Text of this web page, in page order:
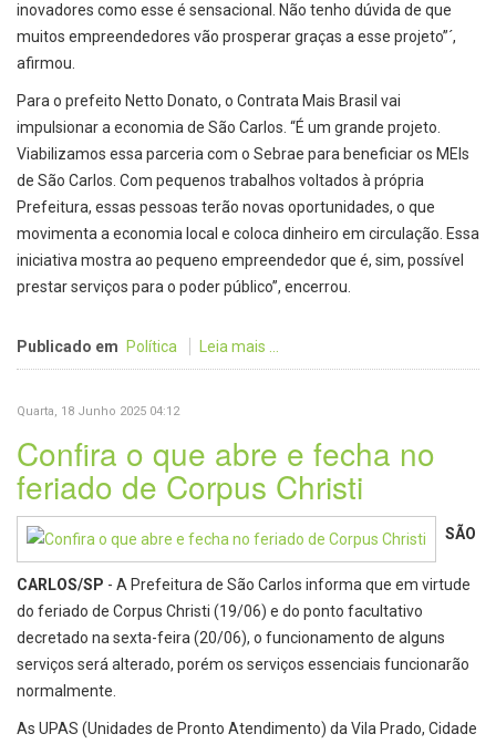
inovadores como esse é sensacional. Não tenho dúvida de que
muitos empreendedores vão prosperar graças a esse projeto”´,
afirmou.
Para o prefeito Netto Donato, o Contrata Mais Brasil vai
impulsionar a economia de São Carlos. “É um grande projeto.
Viabilizamos essa parceria com o Sebrae para beneficiar os MEIs
de São Carlos. Com pequenos trabalhos voltados à própria
Prefeitura, essas pessoas terão novas oportunidades, o que
movimenta a economia local e coloca dinheiro em circulação. Essa
iniciativa mostra ao pequeno empreendedor que é, sim, possível
prestar serviços para o poder público”, encerrou.
Publicado em Política Leia mais ...
Quarta, 18 Junho 2025 04:12
Confira o que abre e fecha no
feriado de Corpus Christi
SÃO
CARLOS/SP - A Prefeitura de São Carlos informa que em virtude
do feriado de Corpus Christi (19/06) e do ponto facultativo
decretado na sexta-feira (20/06), o funcionamento de alguns
serviços será alterado, porém os serviços essenciais funcionarão
normalmente.
As UPAS (Unidades de Pronto Atendimento) da Vila Prado, Cidade